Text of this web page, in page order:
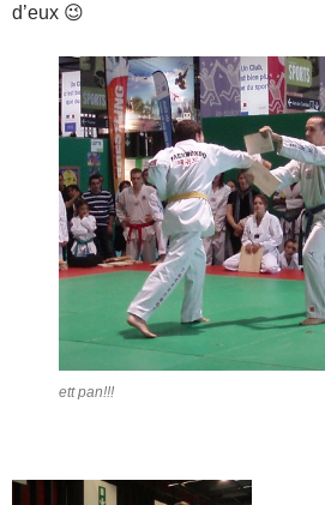
d’eux 😉
ett pan!!!